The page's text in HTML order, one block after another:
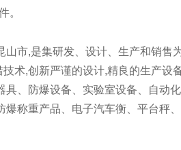
。
市,是集研发、设计、生产和销售
术,创新严谨的设计,精良的生产设
、防爆设备、实验室设备、自动
称重产品、电子汽车衡、平台秤